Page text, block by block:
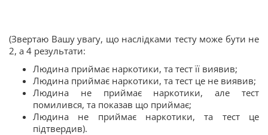
(Звертаю Вашу увагу, що наслідками тесту може бути не
2, а 4 результати:
Людина приймає наркотики, та тест її виявив;
Людина приймає наркотики, та тест це не виявив;
Людина не приймає наркотики, але тест
помилився, та показав що приймає;
Людина не приймає наркотики, та тест це
підтвердив).